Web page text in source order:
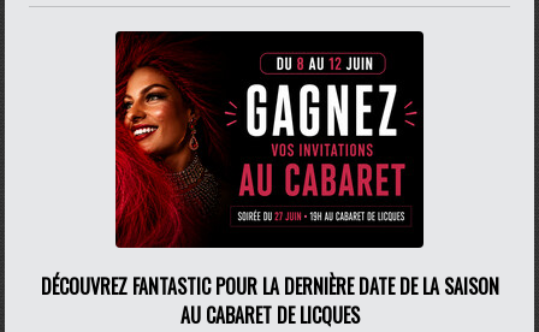
DÉCOUVREZ FANTASTIC POUR LA DERNIÈRE DATE DE LA SAISON
AU CABARET DE LICQUES